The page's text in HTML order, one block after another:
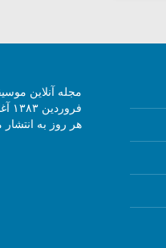
هر روز به